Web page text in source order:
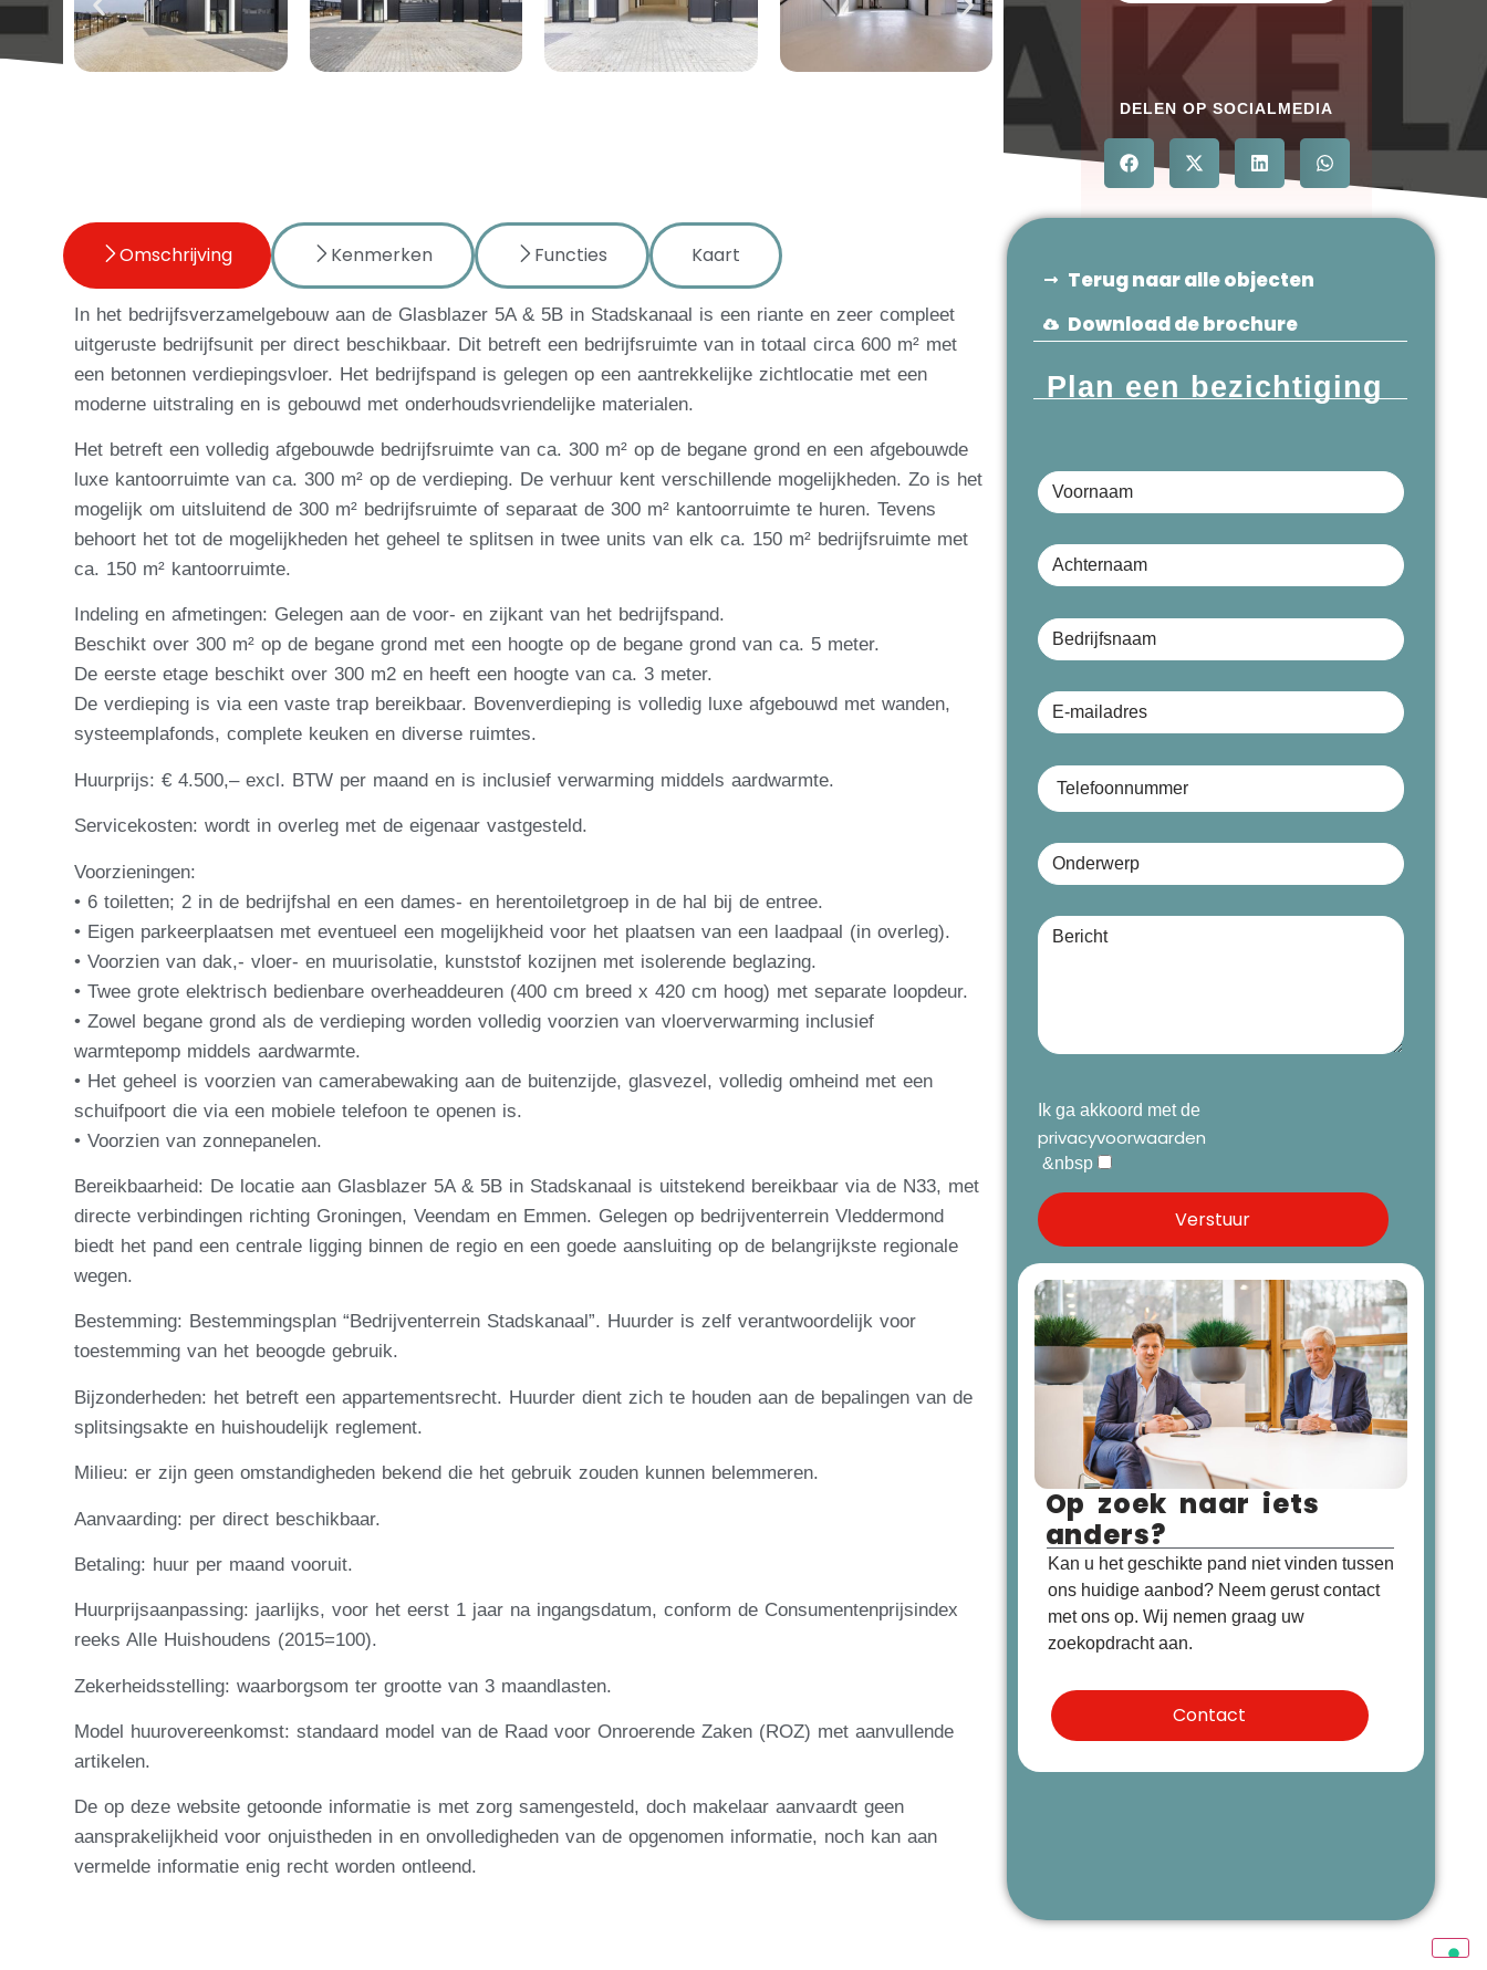
DELEN OP SOCIALMEDIA
Omschrijving Kenmerken Functies Kaart
In het bedrijfsverzamelgebouw aan de Glasblazer 5A & 5B in Stadskanaal is een riante en zeer compleet
uitgeruste bedrijfsunit per direct beschikbaar. Dit betreft een bedrijfsruimte van in totaal circa 600 m² met
een betonnen verdiepingsvloer. Het bedrijfspand is gelegen op een aantrekkelijke zichtlocatie met een
moderne uitstraling en is gebouwd met onderhoudsvriendelijke materialen.
Het betreft een volledig afgebouwde bedrijfsruimte van ca. 300 m² op de begane grond en een afgebouwde
luxe kantoorruimte van ca. 300 m² op de verdieping. De verhuur kent verschillende mogelijkheden. Zo is het
mogelijk om uitsluitend de 300 m² bedrijfsruimte of separaat de 300 m² kantoorruimte te huren. Tevens
behoort het tot de mogelijkheden het geheel te splitsen in twee units van elk ca. 150 m² bedrijfsruimte met
ca. 150 m² kantoorruimte.
Indeling en afmetingen: Gelegen aan de voor- en zijkant van het bedrijfspand.
Beschikt over 300 m² op de begane grond met een hoogte op de begane grond van ca. 5 meter.
De eerste etage beschikt over 300 m2 en heeft een hoogte van ca. 3 meter.
De verdieping is via een vaste trap bereikbaar. Bovenverdieping is volledig luxe afgebouwd met wanden,
systeemplafonds, complete keuken en diverse ruimtes.
Huurprijs: € 4.500,– excl. BTW per maand en is inclusief verwarming middels aardwarmte.
Servicekosten: wordt in overleg met de eigenaar vastgesteld.
Voorzieningen:
• 6 toiletten; 2 in de bedrijfshal en een dames- en herentoiletgroep in de hal bij de entree.
• Eigen parkeerplaatsen met eventueel een mogelijkheid voor het plaatsen van een laadpaal (in overleg).
• Voorzien van dak,- vloer- en muurisolatie, kunststof kozijnen met isolerende beglazing.
• Twee grote elektrisch bedienbare overheaddeuren (400 cm breed x 420 cm hoog) met separate loopdeur.
• Zowel begane grond als de verdieping worden volledig voorzien van vloerverwarming inclusief
warmtepomp middels aardwarmte.
• Het geheel is voorzien van camerabewaking aan de buitenzijde, glasvezel, volledig omheind met een
schuifpoort die via een mobiele telefoon te openen is.
• Voorzien van zonnepanelen.
Bereikbaarheid: De locatie aan Glasblazer 5A & 5B in Stadskanaal is uitstekend bereikbaar via de N33, met
directe verbindingen richting Groningen, Veendam en Emmen. Gelegen op bedrijventerrein Vleddermond
biedt het pand een centrale ligging binnen de regio en een goede aansluiting op de belangrijkste regionale
wegen.
Bestemming: Bestemmingsplan “Bedrijventerrein Stadskanaal”. Huurder is zelf verantwoordelijk voor
toestemming van het beoogde gebruik.
Bijzonderheden: het betreft een appartementsrecht. Huurder dient zich te houden aan de bepalingen van de
splitsingsakte en huishoudelijk reglement.
Milieu: er zijn geen omstandigheden bekend die het gebruik zouden kunnen belemmeren.
Aanvaarding: per direct beschikbaar.
Betaling: huur per maand vooruit.
Huurprijsaanpassing: jaarlijks, voor het eerst 1 jaar na ingangsdatum, conform de Consumentenprijsindex
reeks Alle Huishoudens (2015=100).
Zekerheidsstelling: waarborgsom ter grootte van 3 maandlasten.
Model huurovereenkomst: standaard model van de Raad voor Onroerende Zaken (ROZ) met aanvullende
artikelen.
De op deze website getoonde informatie is met zorg samengesteld, doch makelaar aanvaardt geen
aansprakelijkheid voor onjuistheden in en onvolledigheden van de opgenomen informatie, noch kan aan
vermelde informatie enig recht worden ontleend.
Terug naar alle objecten
Download de brochure
Plan een bezichtiging
Ik ga akkoord met de
privacyvoorwaarden
&nbsp
Op zoek naar iets
anders?
Kan u het geschikte pand niet vinden tussen
ons huidige aanbod? Neem gerust contact
met ons op. Wij nemen graag uw
zoekopdracht aan.
Contact